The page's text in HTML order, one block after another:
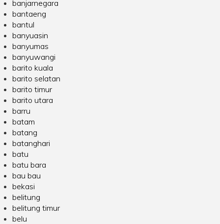
banjarnegara
bantaeng
bantul
banyuasin
banyumas
banyuwangi
barito kuala
barito selatan
barito timur
barito utara
barru
batam
batang
batanghari
batu
batu bara
bau bau
bekasi
belitung
belitung timur
belu